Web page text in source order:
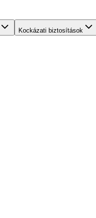
Kockázati biztosítások